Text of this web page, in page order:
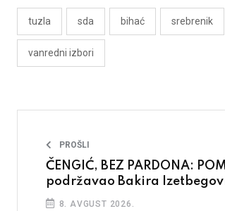
tuzla sda bihać srebrenik
vanredni izbori
PROŠLI
ČENGIĆ, BEZ PARDONA:
podržavao Bakira
8. AVGUST 2026.